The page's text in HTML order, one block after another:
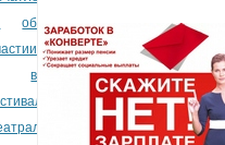
об
в